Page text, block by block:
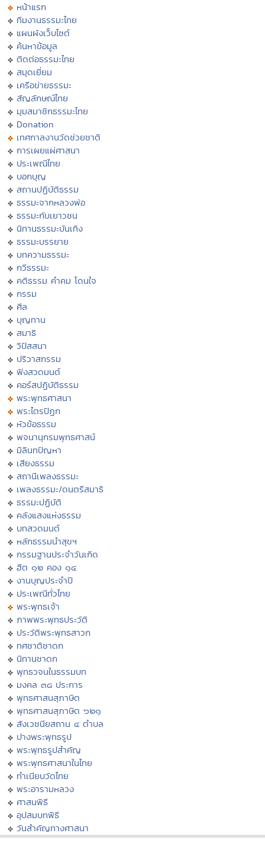
หน้าแรก
ทีมงานธรรมะไทย
แผนผังเว็บไซต์
ค้นหาข้อมูล
ติดต่อธรรมะไทย
สมุดเยี่ยม
เครือข่ายธรรมะ
สัญลักษณ์ไทย
มุมสมาชิกธรรมะไทย
Donation
เทศกาลงานวัดช่วยชาติ
การเผยแผ่ศาสนา
ประเพณีไทย
บอกบุญ
สถานปฏิบัติธรรม
ธรรมะจากหลวงพ่อ
ธรรมะกับเยาวชน
นิทานธรรมะบันเทิง
ธรรมะบรรยาย
บทความธรรมะ
กวีธรรมะ
คติธรรม คำคม โดนใจ
กรรม
ศีล
บุญทาน
สมาธิ
วิปัสสนา
ปริวาสกรรม
ฟังสวดมนต์
คอร์สปฏิบัติธรรม
พระพุทธศาสนา
พระไตรปิฏก
หัวข้อธรรม
พจนานุกรมพุทธศาสน์
มิลินทปัญหา
เสียงธรรม
สถานีเพลงธรรมะ
เพลงธรรมะ/ดนตรีสมาธิ
ธรรมะปฏิบัติ
คลังแสงแห่งธรรม
บทสวดมนต์
หลักธรรมนำสุขฯ
กรรมฐานประจำวันเกิด
ฮีต ๑๒ คอง ๑๔
งานบุญประจำปี
ประเพณีทั่วไทย
พระพุทธเจ้า
ภาพพระพุทธประวัติ
ประวัติพระพุทธสาวก
ทศชาติชาดก
นิทานชาดก
พุทธวจนในธรรมบท
มงคล ๓๘ ประการ
พุทธศาสนสุภาษิต
พุทธศาสนสุภาษิต ๖๒๑
สังเวชนียสถาน ๔ ตำบล
ปางพระพุทธรูป
พระพุทธรูปสำคัญ
พระพุทธศาสนาในไทย
ทำเนียบวัดไทย
พระอารามหลวง
ศาสนพิธี
อุปสมบทพิธี
วันสำคัญทางศาสนา